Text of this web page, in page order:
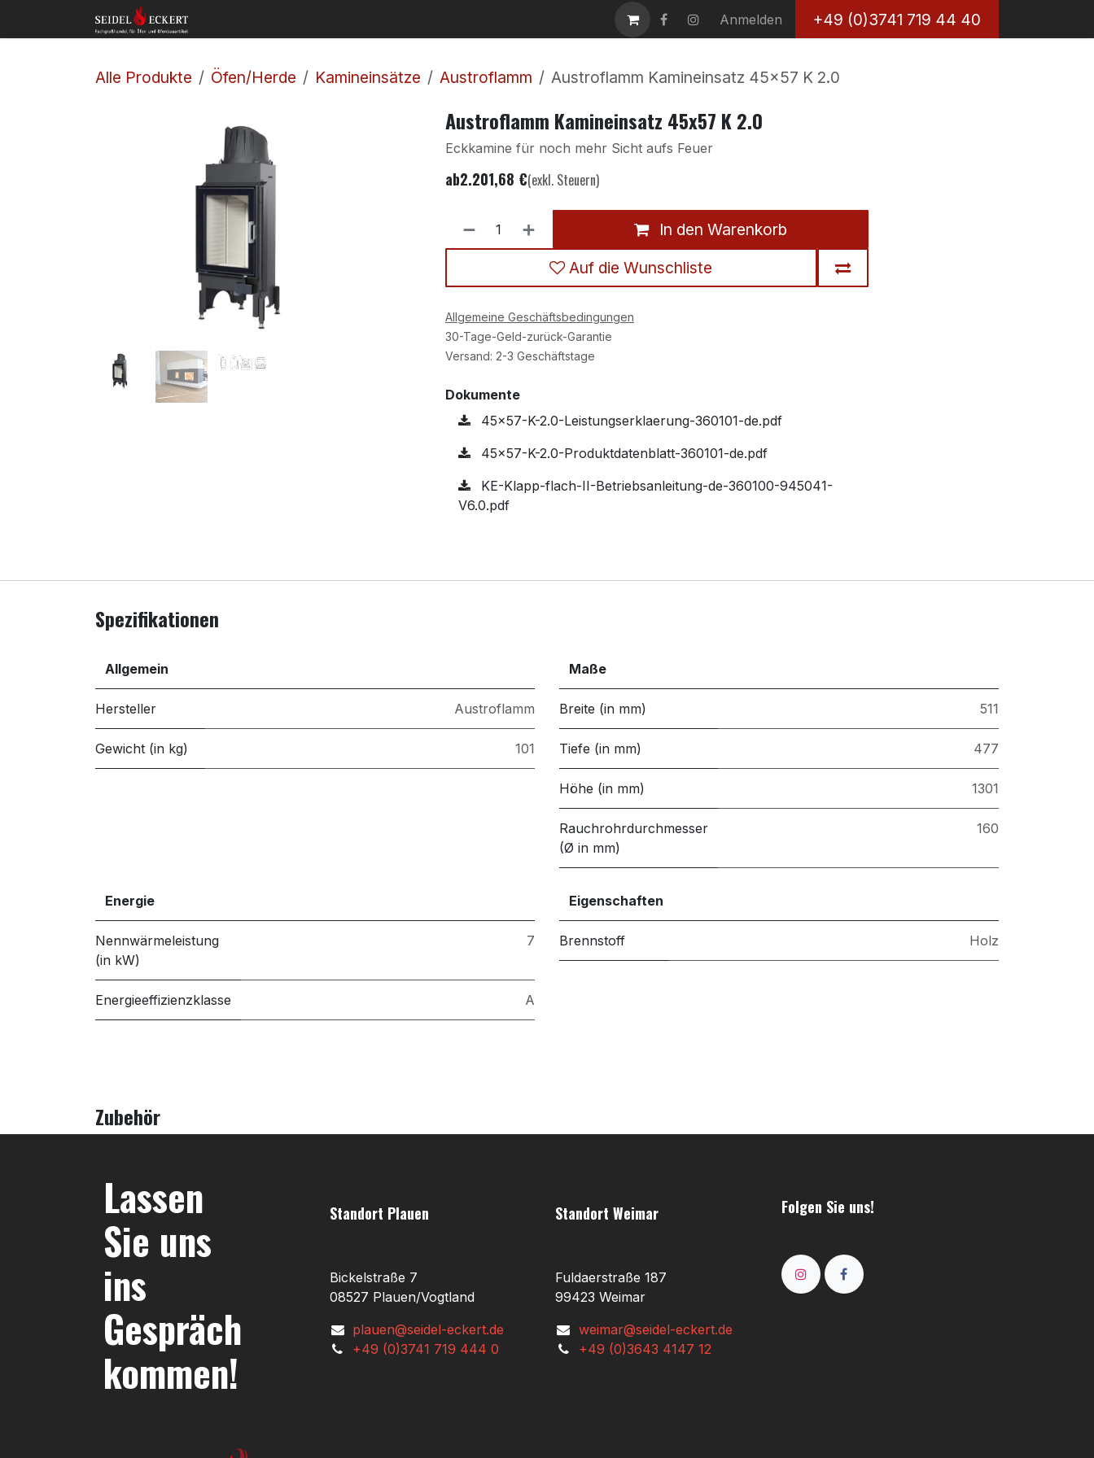
Zum Inhalt springen Anmelden +49 (0)3741 719 44 40
Alle Produkte Öfen/Herde Kamineinsätze Austroflamm Austroflamm Kamineinsatz 45x57 K 2.0
Austroflamm Kamineinsatz 45x57 K 2.0
Eckkamine für noch mehr Sicht aufs Feuer
ab2.201,68 €(exkl. Steuern)
In den Warenkorb
Auf die Wunschliste
Allgemeine Geschäftsbedingungen
30-Tage-Geld-zurück-Garantie
Versand: 2-3 Geschäftstage
Dokumente
45x57-K-2.0-Leistungserklaerung-360101-de.pdf
45x57-K-2.0-Produktdatenblatt-360101-de.pdf
KE-Klapp-flach-II-Betriebsanleitung-de-360100-945041-
V6.0.pdf
Spezifikationen
Allgemein
Hersteller Austroflamm
Gewicht (in kg) 101
Maße
Breite (in mm) 511
Tiefe (in mm) 477
Höhe (in mm) 1301
Rauchrohrdurchmesser
(Ø in mm)
160
Energie
Nennwärmeleistung
(in kW)
7
Energieeffizienzklasse A
Eigenschaften
Brennstoff Holz
Zubehör
Lassen
Sie uns
ins
Gespräch
kommen!
Folgen Sie uns!
Standort Plauen
Bickelstraße 7
08527 Plauen/Vogtland
plauen@seidel-eckert.de
+49 (0)3741 719 444 0
Standort Weimar
Fuldaerstraße 187
99423 Weimar
weimar@seidel-eckert.de
+49 (0)3643 4147 12